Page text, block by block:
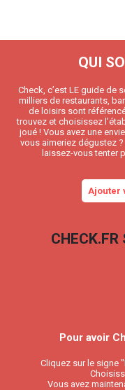
QUI
Check, c’est LE guide de
milliers de restaurants,
de loisirs sont
trouvez et choisissez
joué ! Vous avez une
vous aimeriez dégustez
laissez-vous tenter
Ajouter
CHECK.FR
Pour avoir
Cliquez sur le signe
Vous avez